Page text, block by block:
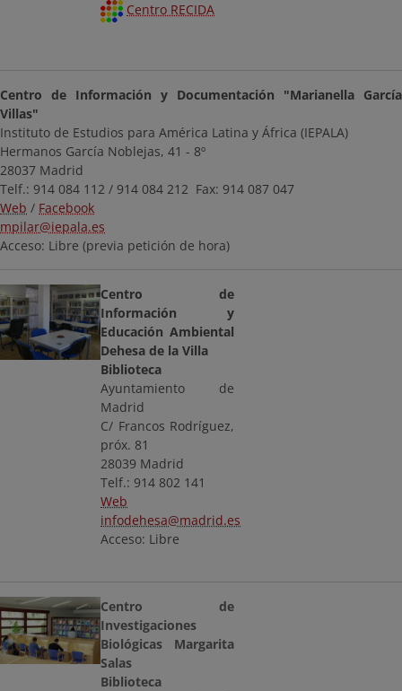
Centro RECIDA
Centro de Información y Documentación "Marianella García
Villas"
Instituto de Estudios para América Latina y África (IEPALA)
Hermanos García Noblejas, 41 - 8º
28037 Madrid
Telf.: 914 084 112 / 914 084 212 Fax: 914 087 047
Web / Facebook
mpilar@iepala.es
Acceso: Libre (previa petición de hora)
Centro de
Información y
Educación Ambiental
Dehesa de la Villa
Biblioteca
Ayuntamiento de
Madrid
C/ Francos Rodríguez,
próx. 81
28039 Madrid
Telf.: 914 802 141
Web
infodehesa@madrid.es
Acceso: Libre
Centro de
Investigaciones
Biológicas Margarita
Salas
Biblioteca